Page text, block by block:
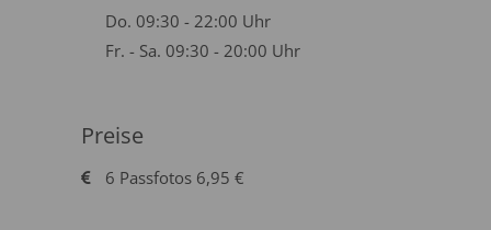
Do. 09:30 - 22:00 Uhr
Fr. - Sa. 09:30 - 20:00 Uhr
Preise
6 Passfotos 6,95 €